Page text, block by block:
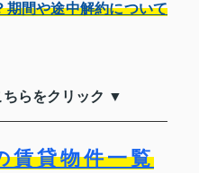
期間や途中解約について
らをクリック ▼
賃貸物件一覧